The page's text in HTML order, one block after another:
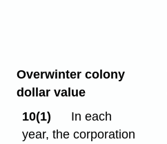
Overwinter colony
dollar value
10(1)
In each
year, the corporation